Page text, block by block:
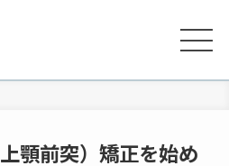
顎前突）矯正を始め